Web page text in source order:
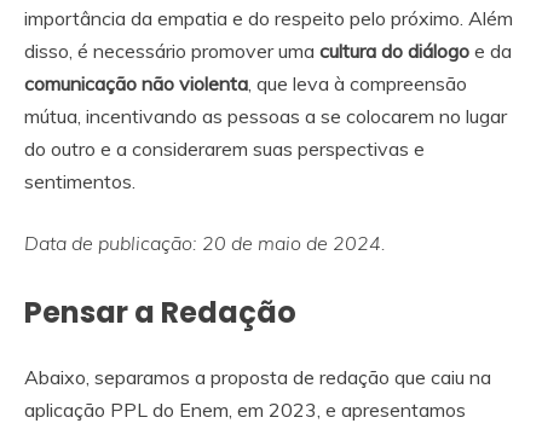
importância da empatia e do respeito pelo próximo. Além
disso, é necessário promover uma cultura do diálogo e da
comunicação não violenta, que leva à compreensão
mútua, incentivando as pessoas a se colocarem no lugar
do outro e a considerarem suas perspectivas e
sentimentos.
Data de publicação: 20 de maio de 2024.
Pensar a Redação
Abaixo, separamos a proposta de redação que caiu na
aplicação PPL do Enem, em 2023, e apresentamos